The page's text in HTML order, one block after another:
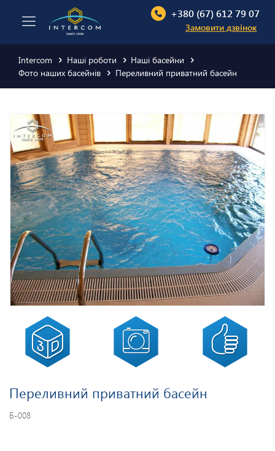
+380 (67) 612 79 07
Замовити дзвінок
Intercom Наші роботи
Наші басейни
Фото наших басейнів
Переливний приватний басейн
Переливний приватний басейн
Б-008